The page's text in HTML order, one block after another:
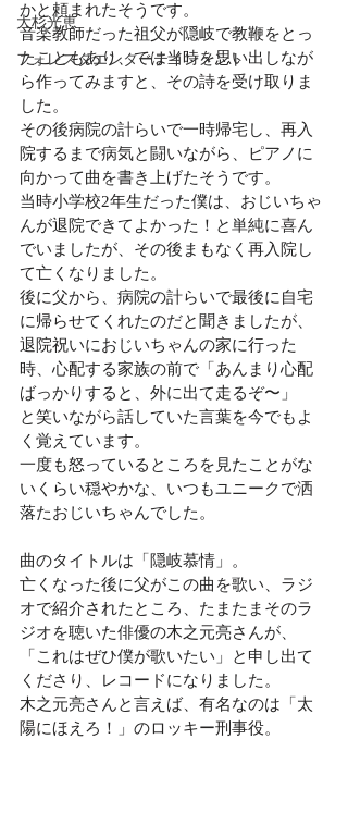
大杉光恵
フォレスタエンターテインメント
かと頼まれたそうです。
音楽教師だった祖父が隠岐で教鞭をとっ
たこともあり、では当時を思い出しなが
ら作ってみますと、その詩を受け取りま
した。
その後病院の計らいで一時帰宅し、再入
院するまで病気と闘いながら、ピアノに
向かって曲を書き上げたそうです。
当時小学校2年生だった僕は、おじいちゃ
んが退院できてよかった！と単純に喜ん
でいましたが、その後まもなく再入院し
て亡くなりました。
後に父から、病院の計らいで最後に自宅
に帰らせてくれたのだと聞きましたが、
退院祝いにおじいちゃんの家に行った
時、心配する家族の前で「あんまり心配
ばっかりすると、外に出て走るぞ〜」
と笑いながら話していた言葉を今でもよ
く覚えています。
一度も怒っているところを見たことがな
いくらい穏やかな、いつもユニークで洒
落たおじいちゃんでした。
曲のタイトルは「隠岐慕情」。
亡くなった後に父がこの曲を歌い、ラジ
オで紹介されたところ、たまたまそのラ
ジオを聴いた俳優の木之元亮さんが、
「これはぜひ僕が歌いたい」と申し出て
くださり、レコードになりました。
木之元亮さんと言えば、有名なのは「太
陽にほえろ！」のロッキー刑事役。